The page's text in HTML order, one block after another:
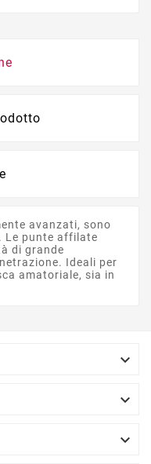
avanzati, sono
Le punte affilate
di grande
Ideali per
amatoriale, sia in


